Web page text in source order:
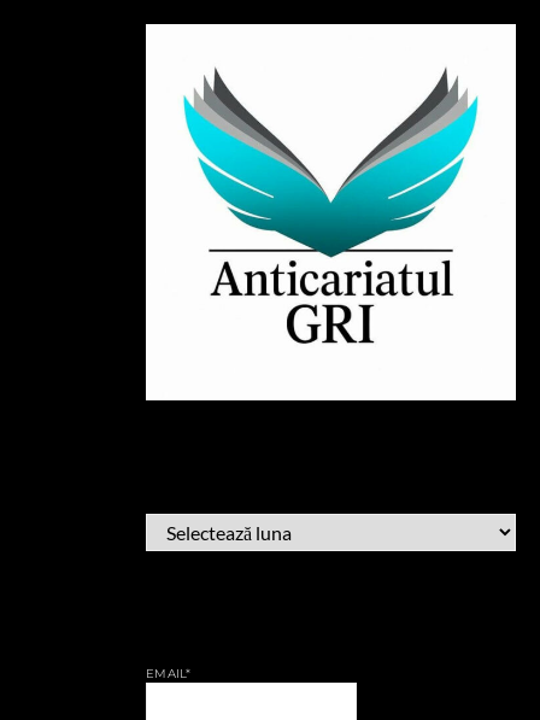
EMAIL*